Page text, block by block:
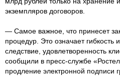
экземпляров договоров.
— Самое важное, что принесет
процедур. Это означает гибкость
следствие, удовлетворенность
сообщили в пресс-службе
продление электронной